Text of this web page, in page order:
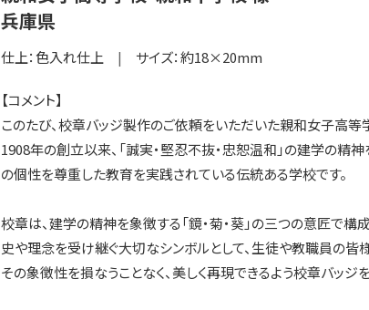
兵庫県
仕上：色入れ仕上 | サイズ：約18×20mm
【コメント】
このたび、校章バッジ製作のご依頼をいただいた親和女子高等
1908年の創立以来、「誠実・堅忍不抜・忠恕温和」の建学の精神
の個性を尊重した教育を実践されている伝統ある学校です。
校章は、建学の精神を象徴する「鏡・菊・葵」の三つの意匠で構
史や理念を受け継ぐ大切なシンボルとして、生徒や教職員の皆
その象徴性を損なうことなく、美しく再現できるよう校章バッジ